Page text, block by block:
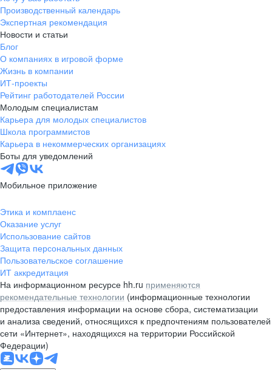
Производственный календарь
Экспертная рекомендация
Новости и статьи
Блог
О компаниях в игровой форме
Жизнь в компании
ИТ-проекты
Рейтинг работодателей России
Молодым специалистам
Карьера для молодых специалистов
Школа программистов
Карьера в некоммерческих организациях
Боты для уведомлений
Мобильное приложение
Этика и комплаенс
Оказание услуг
Использование сайтов
Защита персональных данных
Пользовательское соглашение
ИТ аккредитация
На информационном ресурсе hh.ru применяются
рекомендательные технологии (информационные технологии
предоставления информации на основе сбора, систематизации
и анализа сведений, относящихся к предпочтениям пользователей
сети «Интернет», находящихся на территории Российской
Федерации)